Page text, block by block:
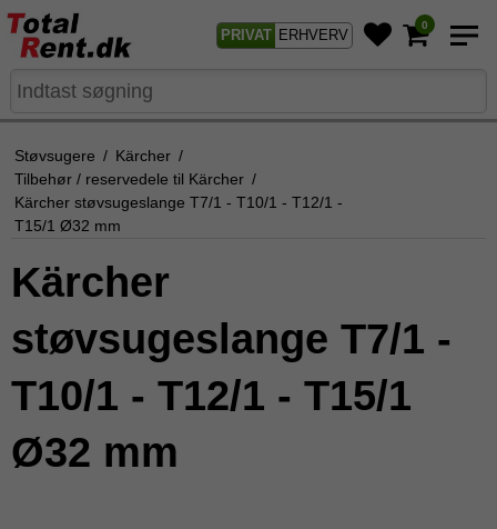
PRIVAT ERHVERV
0
Støvsugere / Kärcher /
Tilbehør / reservedele til Kärcher /
Kärcher støvsugeslange T7/1 - T10/1 - T12/1 -
T15/1 Ø32 mm
Kärcher
støvsugeslange T7/1 -
T10/1 - T12/1 - T15/1
Ø32 mm